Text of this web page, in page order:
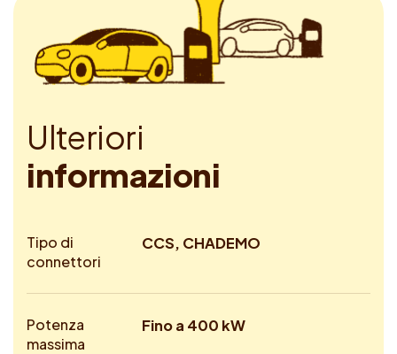
Ulteriori
informazioni
Tipo di
connettori
CCS, CHADEMO
Potenza
massima
Fino a 400 kW